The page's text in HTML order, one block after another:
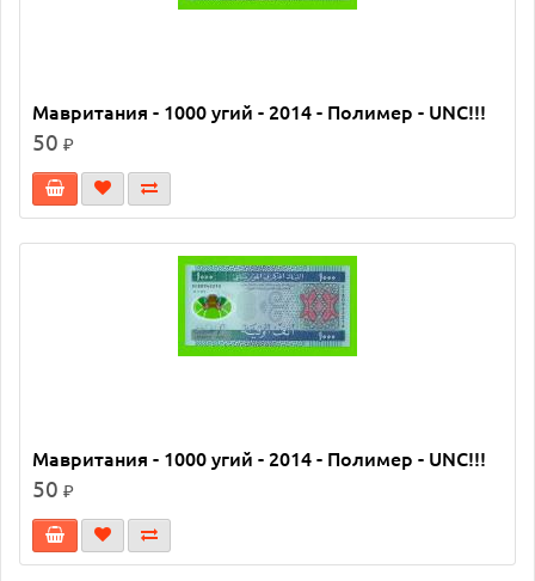
Мавритания - 1000 угий - 2014 - Полимер - UNC!!!
50 ₽
Мавритания - 1000 угий - 2014 - Полимер - UNC!!!
50 ₽